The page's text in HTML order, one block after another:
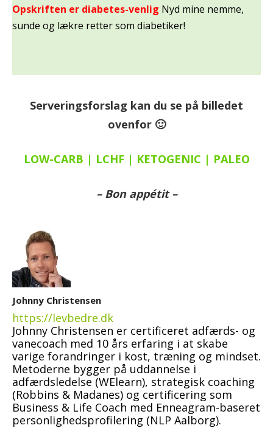
Opskriften er diabetes-venlig Nyd mine nemme,
sunde og lækre retter som diabetiker!
Serveringsforslag kan du se på billedet
ovenfor 🙂
LOW-CARB | LCHF | KETOGENIC | PALEO
– Bon appétit –
Johnny Christensen
https://levbedre.dk
Johnny Christensen er certificeret adfærds- og
vanecoach med 10 års erfaring i at skabe
varige forandringer i kost, træning og mindset.
Metoderne bygger på uddannelse i
adfærdsledelse (WElearn), strategisk coaching
(Robbins & Madanes) og certificering som
Business & Life Coach med Enneagram-baseret
personlighedsprofilering (NLP Aalborg).